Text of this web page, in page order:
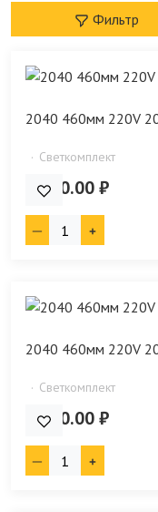
Фильтр
2040 460мм 220V
Светкомплект
2 720.00 ₽
2040 460мм 220V
Светкомплект
2 720.00 ₽